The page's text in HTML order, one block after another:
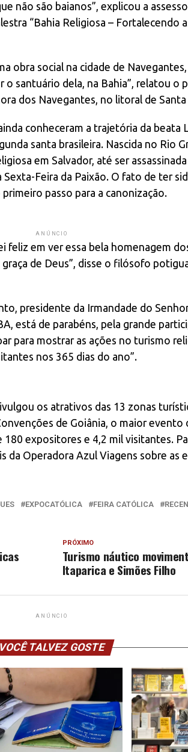
não são baianos”, explicou a
“Bahia Religiosa – Fortalecendo
obra social na cidade de
santuário dela, na Bahia”, relatou o
dos Navegantes, no litoral de Santa
conheceram a trajetória da beata
santa brasileira. Nascida no Rio
em Salvador, até ser
Feira da Paixão. O fato de ter
passo para a canonização.
ANÚNCIO
feliz em ver essa bela homenagem
de Deus”, disse o filósofo
presidente da Irmandade do
está de parabéns, pela grande
para mostrar as ações no turismo
nos 365 dias do ano”.
os atrativos das 13 zonas
de Goiânia, o maior
expositores e 4,2 mil visitantes.
da Operadora Azul Viagens sobre as
EXPOCATÓLICA FEIRA CATÓLICA
PRÓXIMO
Turismo náutico
Itaparica e Simões Filho
ANÚNCIO
VOCÊ TALVEZ GOSTE